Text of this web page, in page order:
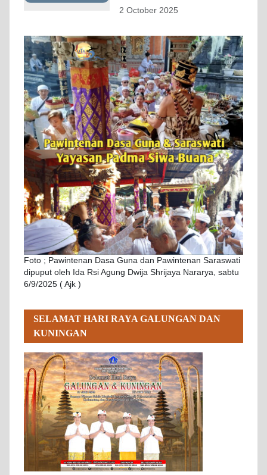
2 October 2025
Foto ; Pawintenan Dasa Guna dan Pawintenan Saraswati
dipuput oleh Ida Rsi Agung Dwija Shrijaya Nararya, sabtu
6/9/2025 ( Ajk )
SELAMAT HARI RAYA GALUNGAN DAN
KUNINGAN